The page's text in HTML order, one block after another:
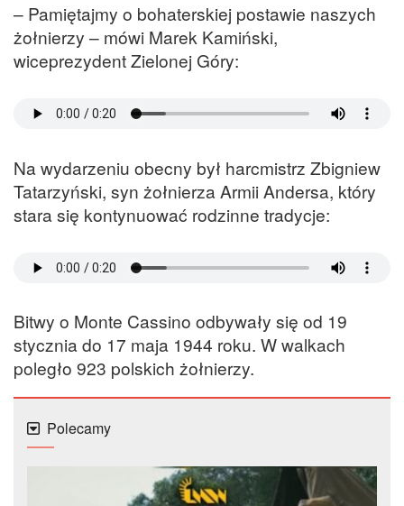
– Pamiętajmy o bohaterskiej postawie naszych
żołnierzy – mówi Marek Kamiński,
wiceprezydent Zielonej Góry:
Na wydarzeniu obecny był harcmistrz Zbigniew
Tatarzyński, syn żołnierza Armii Andersa, który
stara się kontynuować rodzinne tradycje:
Bitwy o Monte Cassino odbywały się od 19
stycznia do 17 maja 1944 roku. W walkach
poległo 923 polskich żołnierzy.
Polecamy